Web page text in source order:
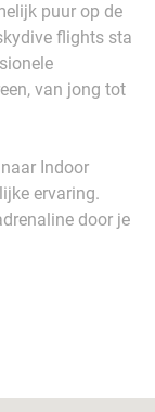
puur op de
flights sta
van jong tot
Indoor
ervaring.
door je